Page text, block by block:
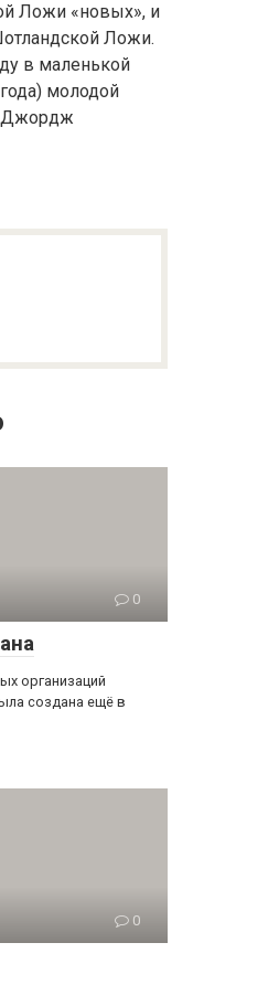
Ложи «новых», и
Ложи.
в маленькой
молодой
Джордж
0
организаций
создана ещё в
0